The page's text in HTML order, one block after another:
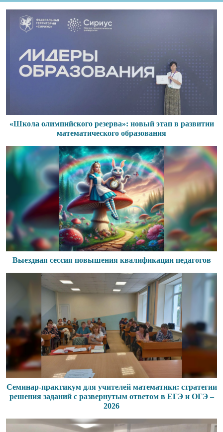
«Школа олимпийского резерва»: новый этап в развитии
математического образования
Выездная сессия повышения квалификации педагогов
Семинар-практикум для учителей математики: стратегии
решения заданий с развернутым ответом в ЕГЭ и ОГЭ –
2026